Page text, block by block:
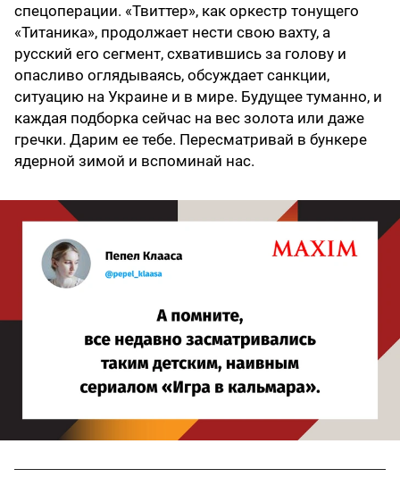
спецоперации. «Твиттер», как оркестр тонущего
«Титаника», продолжает нести свою вахту, а
русский его сегмент, схватившись за голову и
опасливо оглядываясь, обсуждает санкции,
ситуацию на Украине и в мире. Будущее туманно, и
каждая подборка сейчас на вес золота или даже
гречки. Дарим ее тебе. Пересматривай в бункере
ядерной зимой и вспоминай нас.